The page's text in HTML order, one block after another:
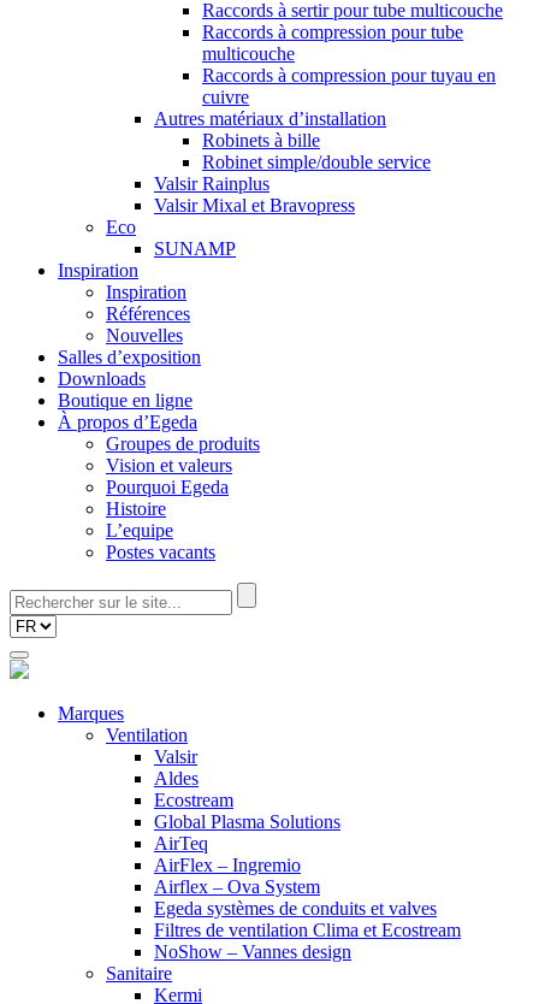
Raccords à sertir pour tube multicouche
Raccords à compression pour tube
multicouche
Raccords à compression pour tuyau en
cuivre
Autres matériaux d’installation
Robinets à bille
Robinet simple/double service
Valsir Rainplus
Valsir Mixal et Bravopress
Eco
SUNAMP
Inspiration
Inspiration
Références
Nouvelles
Salles d’exposition
Downloads
Boutique en ligne
À propos d’Egeda
Groupes de produits
Vision et valeurs
Pourquoi Egeda
Histoire
L’equipe
Postes vacants
Marques
Ventilation
Valsir
Aldes
Ecostream
Global Plasma Solutions
AirTeq
AirFlex – Ingremio
Airflex – Ova System
Egeda systèmes de conduits et valves
Filtres de ventilation Clima et Ecostream
NoShow – Vannes design
Sanitaire
Kermi